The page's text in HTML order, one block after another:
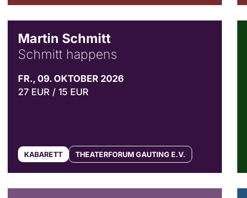
Martin Schmitt
Schmitt happens
FR., 09. OKTOBER 2026
27 EUR / 15 EUR
KABARETT THEATERFORUM GAUTING E.V.